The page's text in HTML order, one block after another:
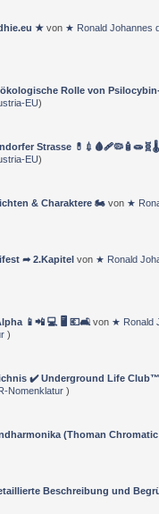
★ von ★ Ronald Johannes
Rolle von
EU)
Strasse
EU)
& Charaktere 🏍 von ★
➦ 2.Kapitelvon ★ Ronald
📱📲 💻 🖥️ 💶🛋️ von ★ Ronald
)
✔️ Underground Life Club™
Nomenklatur)
(Thoman
Beschreibung und